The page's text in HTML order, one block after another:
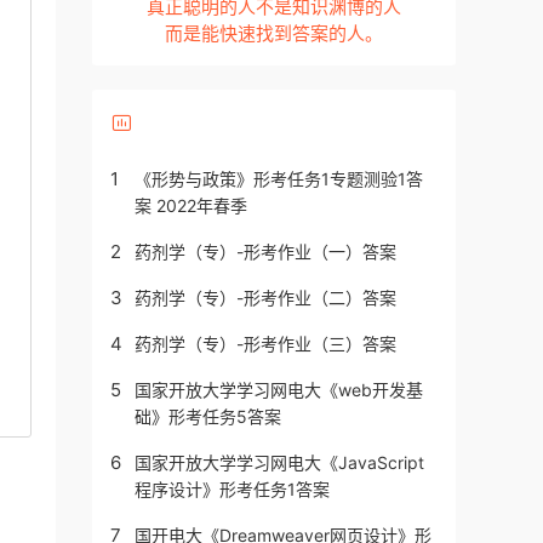
真正聪明的人不是知识渊博的人
而是能快速找到答案的人。
1
《形势与政策》形考任务1专题测验1答
案 2022年春季
2 药剂学（专）-形考作业（一）答案
3 药剂学（专）-形考作业（二）答案
4 药剂学（专）-形考作业（三）答案
5
国家开放大学学习网电大《web开发基
础》形考任务5答案
6
国家开放大学学习网电大《JavaScript
程序设计》形考任务1答案
7 国开电大《Dreamweaver网页设计》形